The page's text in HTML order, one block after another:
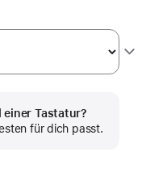
Tastatur?
für dich passt.